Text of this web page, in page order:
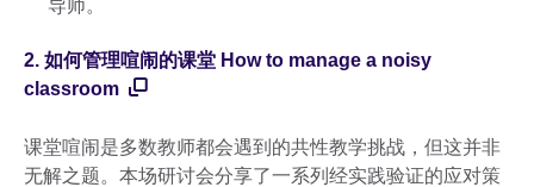
导师。
2. 如何管理喧闹的课堂 How to manage a noisy
classroom
课堂喧闹是多数教师都会遇到的共性教学挑战，但这并非
无解之题。本场研讨会分享了一系列经实践验证的应对策